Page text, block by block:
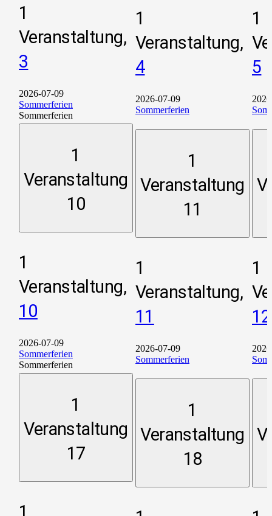
1
Veranstaltung,
3
2026-07-09
Sommerferien
Sommerferien
1
Veranstaltung,
4
2026-07-09
Sommerferien
1
5
1
Veranstaltung
10
1
Veranstaltung,
10
2026-07-09
Sommerferien
Sommerferien
1
Veranstaltung
11
1
Veranstaltung,
11
2026-07-09
Sommerferien
1
12
1
Veranstaltung
17
1
1
Veranstaltung
18